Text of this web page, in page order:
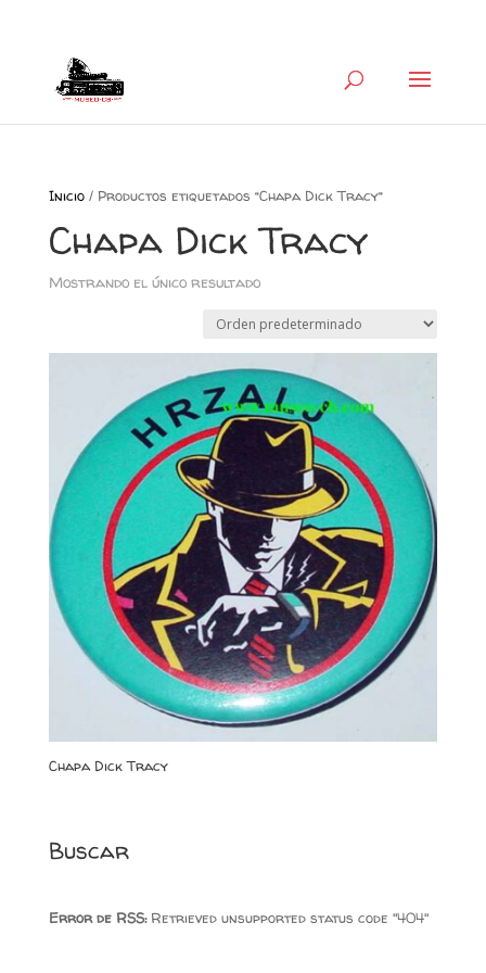
Inicio/ Productos etiquetados “Chapa Dick Tracy”
Chapa Dick Tracy
Mostrando el único resultado
Chapa Dick Tracy
Buscar
Error de RSS:Retrieved unsupported status code "404"